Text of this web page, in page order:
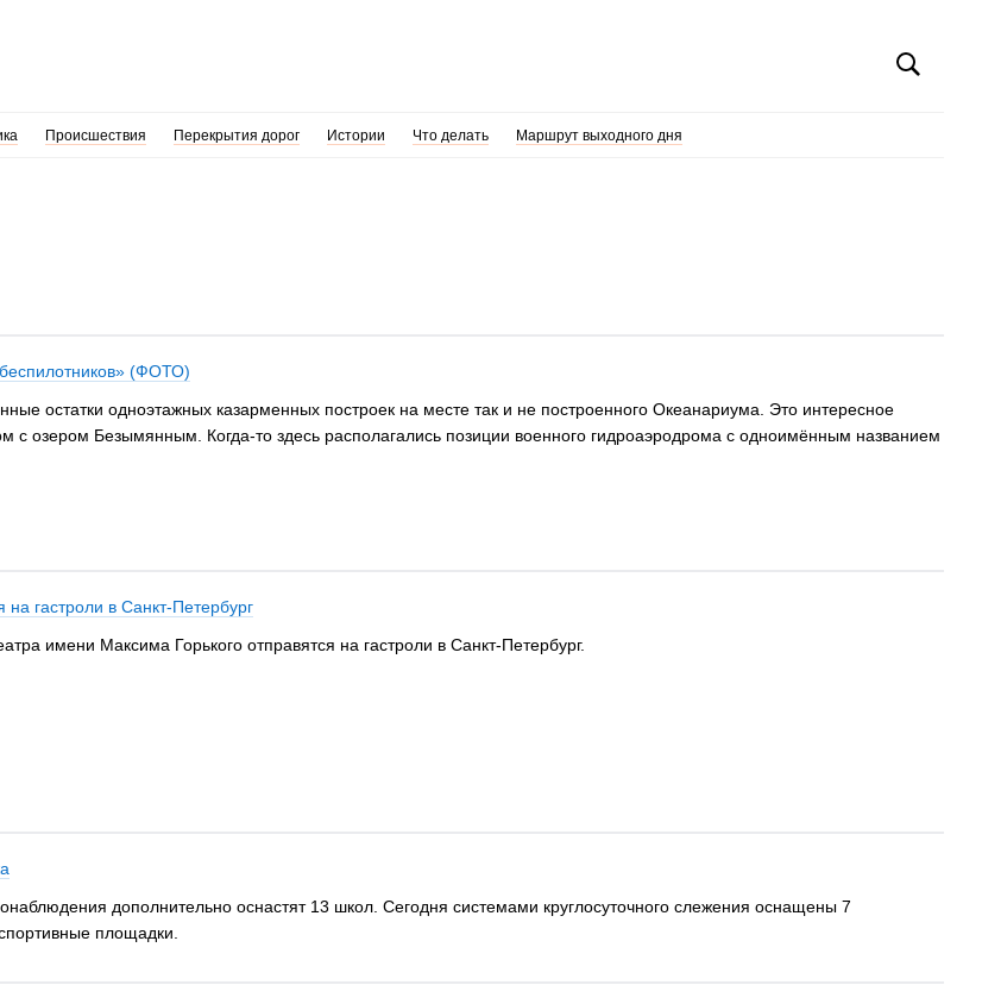
Происшествия Перекрытия дорог Истории Что делать Маршрут выходного дня
(ФОТО)
остатки одноэтажных казарменных построек на месте так и не построенного Океанариума. Это интересное
с озером Безымянным. Когда-то здесь располагались позиции военного гидроаэродрома с одноимённым названием
на гастроли в Санкт-Петербург
имени Максима Горького отправятся на гастроли в Санкт-Петербург.
дополнительно оснастят 13 школ. Сегодня системами круглосуточного слежения оснащены 7
площадки.